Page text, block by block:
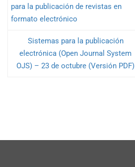
Sistemas para la publicación
electrónica (Open Journal System
OJS) – 23 de octubre (Versión PDF)